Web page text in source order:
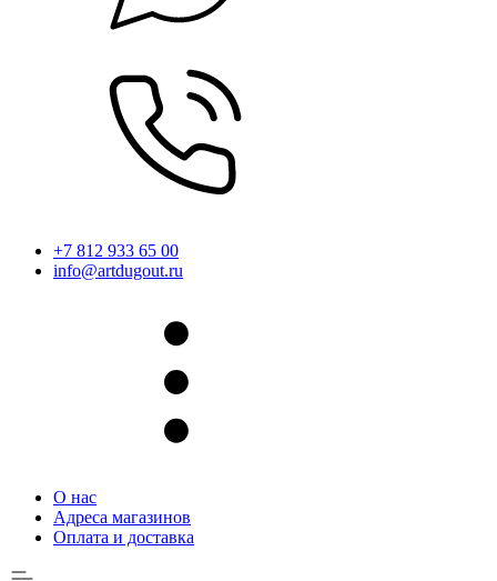
+7 812 933 65 00
info@artdugout.ru
О нас
Адреса магазинов
Оплата и доставка